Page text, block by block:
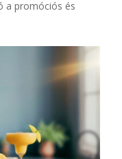
a promóciós és